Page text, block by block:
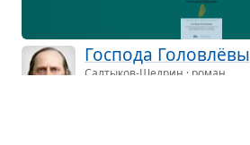
Гос­пода Голо­влёвы
Салтыков-Щедрин · роман